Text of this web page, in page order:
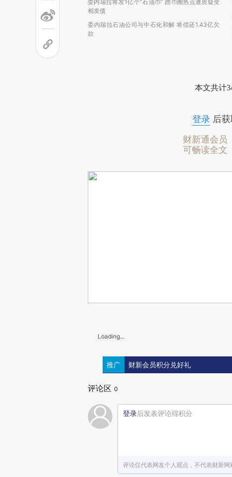
委内瑞拉将发1亿个“石油币” 蹭币圈热点遭质疑变
相发债
委内瑞拉石油公司与中石化和解 将偿还1.43亿欠
款
本文共计
登录后获
财新通会员
可畅读全文
Loading...
推广 财新会员积分兑好礼
评论区 0
登录后发表评论得积分
评论仅代表网友个人观点，不代表财新网